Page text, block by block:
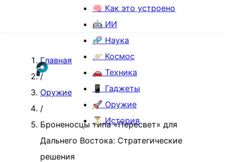
🧠 Как это устроено
🤖 ИИ
🧬 Наука
🪐 Космос
🚗 Техника
📱 Гаджеты
🚀 Оружие
⏳ История
Главная
/
Оружие
/
Броненосцы типа «Пересвет» для
Дальнего Востока: Стратегические
решения